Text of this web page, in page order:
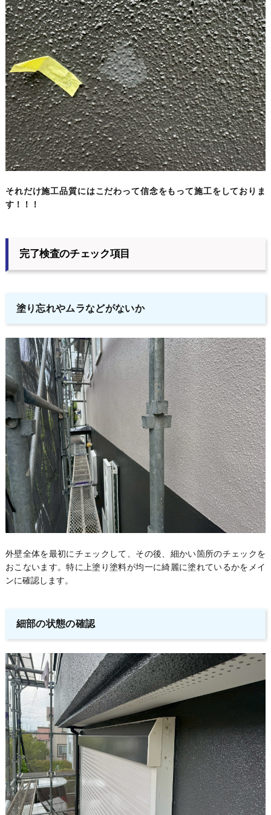
それだけ施工品質にはこだわって信念をもって施工をしておりま
す！！！
完了検査のチェック項目
塗り忘れやムラなどがないか
外壁全体を最初にチェックして、その後、細かい箇所のチェックを
おこないます。特に上塗り塗料が均一に綺麗に塗れているかをメイ
ンに確認します。
細部の状態の確認